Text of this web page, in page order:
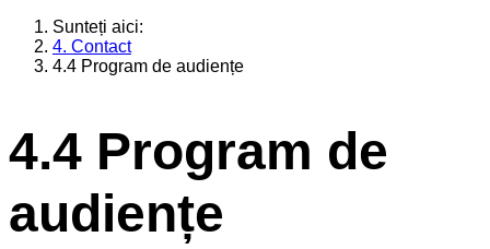
Sunteți aici:
4. Contact
4.4 Program de audiențe
4.4 Program de
audiențe